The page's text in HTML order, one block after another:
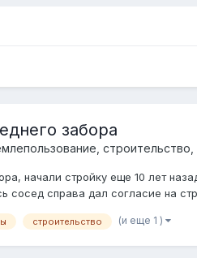
забора
начали стройку еще 10 лет
справа дал согласие на
строительство (и еще 1 )